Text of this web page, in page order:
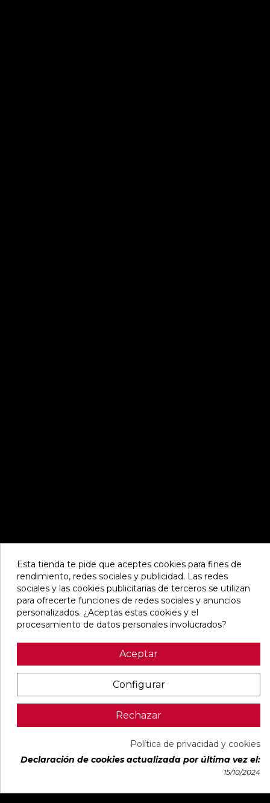
Esta tienda te pide que aceptes cookies para fines de
rendimiento, redes sociales y publicidad. Las redes
sociales y las cookies publicitarias de terceros se utilizan
para ofrecerte funciones de redes sociales y anuncios
personalizados. ¿Aceptas estas cookies y el
procesamiento de datos personales involucrados?
Aceptar
Configurar
Rechazar
Política de privacidad y cookies
Declaración de cookies actualizada por última vez el:
15/10/2024